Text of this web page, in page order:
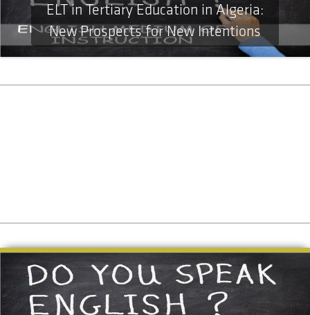
ELT in Tertiary Education in Algeria:
New Prospects for New Intentions